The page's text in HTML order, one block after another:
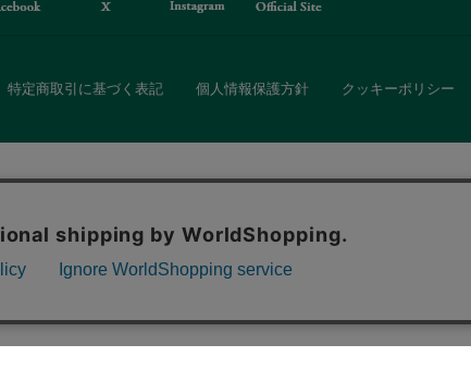
特定商取引に基づく表記 個人情報保護方針 クッキーポリシー
Tea(アフタヌーンティー)公式オンラインストアでは、
の可否を選択してください。選
通じて収集する情報には「お客